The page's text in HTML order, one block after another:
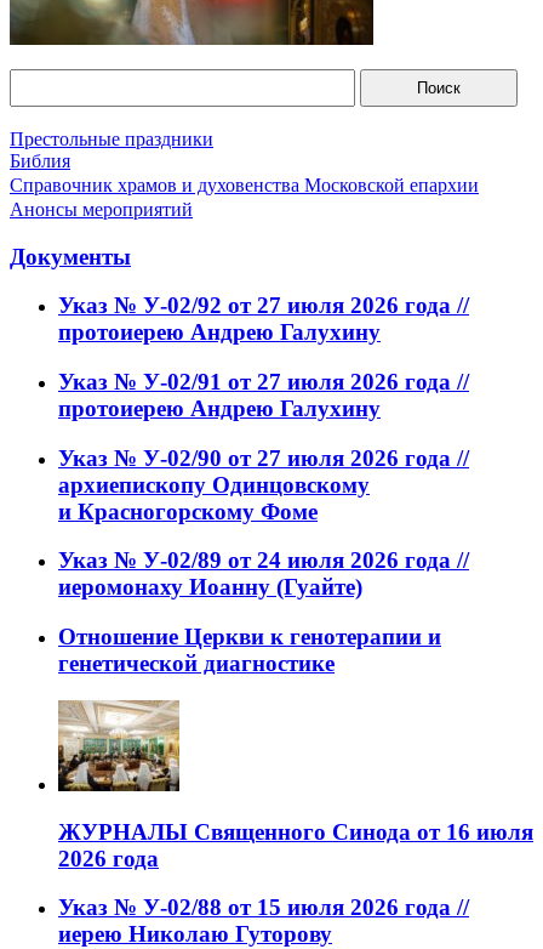
Престольные праздники
Библия
Справочник храмов и духовенства Московской епархии
Анонсы мероприятий
Документы
Указ № У-02/92 от 27 июля 2026 года //
протоиерею Андрею Галухину
Указ № У-02/91 от 27 июля 2026 года //
протоиерею Андрею Галухину
Указ № У-02/90 от 27 июля 2026 года //
архиепископу Одинцовскому
и Красногорскому Фоме
Указ № У-02/89 от 24 июля 2026 года //
иеромонаху Иоанну (Гуайте)
Отношение Церкви к генотерапии и
генетической диагностике
ЖУРНАЛЫ Священного Синода от 16 июля
2026 года
Указ № У-02/88 от 15 июля 2026 года //
иерею Николаю Гуторову